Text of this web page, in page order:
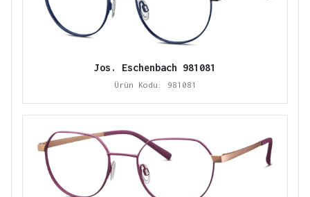
Jos. Eschenbach 981081
Ürün Kodu: 981081